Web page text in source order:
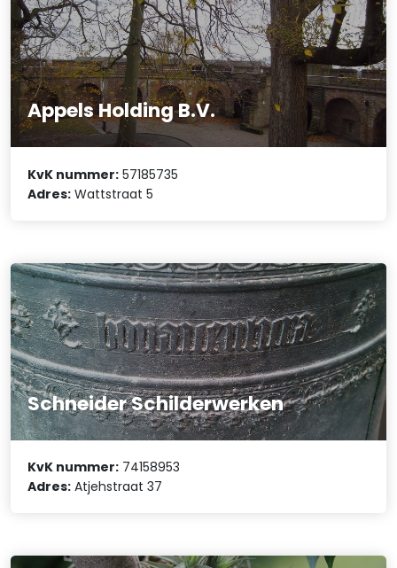
Appels Holding B.V.
KvK nummer: 57185735
Adres: Wattstraat 5
Schneider Schilderwerken
KvK nummer: 74158953
Adres: Atjehstraat 37